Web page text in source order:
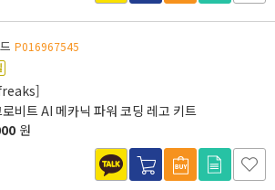
P016967545
비트 AI 메카닉 파워 코딩 레고 키트
원